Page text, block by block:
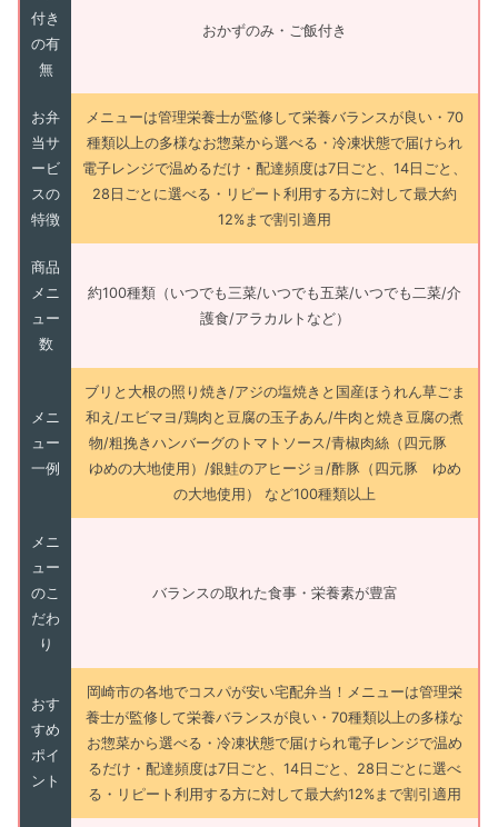
付き
の有
無
おかずのみ・ご飯付き
お弁
当サ
ービ
スの
特徴
メニューは管理栄養士が監修して栄養バランスが良い・70
種類以上の多様なお惣菜から選べる・冷凍状態で届けられ
電子レンジで温めるだけ・配達頻度は7日ごと、14日ごと、
28日ごとに選べる・リピート利用する方に対して最大約
12%まで割引適用
商品
メニ
ュー
数
約100種類（いつでも三菜/いつでも五菜/いつでも二菜/介
護食/アラカルトなど）
メニ
ュー
一例
ブリと大根の照り焼き/アジの塩焼きと国産ほうれん草ごま
和え/エビマヨ/鶏肉と豆腐の玉子あん/牛肉と焼き豆腐の煮
物/粗挽きハンバーグのトマトソース/青椒肉絲（四元豚
ゆめの大地使用）/銀鮭のアヒージョ/酢豚（四元豚 ゆめ
の大地使用） など100種類以上
メニ
ュー
のこ
だわ
り
バランスの取れた食事・栄養素が豊富
おす
すめ
ポイ
ント
岡崎市の各地でコスパが安い宅配弁当！メニューは管理栄
養士が監修して栄養バランスが良い・70種類以上の多様な
お惣菜から選べる・冷凍状態で届けられ電子レンジで温め
るだけ・配達頻度は7日ごと、14日ごと、28日ごとに選べ
る・リピート利用する方に対して最大約12%まで割引適用